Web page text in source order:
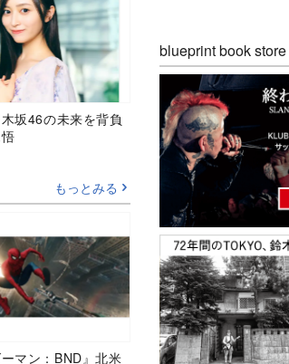
坂46の未来を背負
もっとみる
ーマン：BND』北米
blueprint book store